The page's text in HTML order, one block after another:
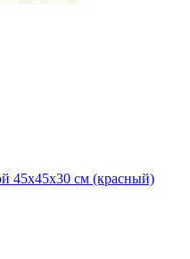
45х45х30 см (красный)